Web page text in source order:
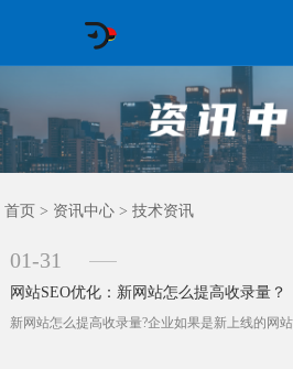
首页
GEO常见问题
GEO优化
海外GEO
网络营销
企业培训
软件开发
政策申报
资讯中心
关于我们
首页 > 资讯中心 >技术资讯
01-31
网站SEO优化：新网站怎么提高收录量？